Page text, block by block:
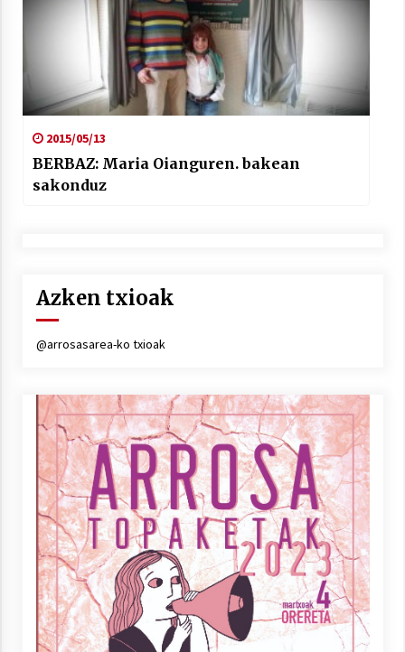
2015/05/13
BERBAZ: Maria Oianguren. bakean
sakonduz
Azken txioak
@arrosasarea-ko txioak